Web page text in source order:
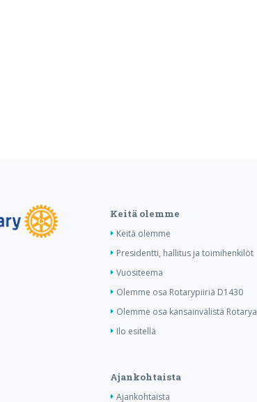
Keitä olemme
Keitä olemme
Presidentti, hallitus ja toimihenkilöt
Vuositeema
Olemme osa Rotarypiiriä D1430
Olemme osa kansainvälistä Rotarya
Ilo esitellä
Ajankohtaista
Ajankohtaista